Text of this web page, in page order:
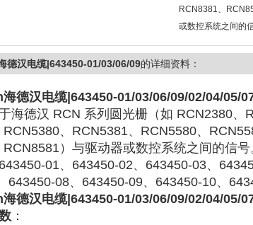
RCN8381、
或数控系统之间的
德汉电缆|643450-01/03/06/09的详细资料：
德汉电缆|643450-01/03/06/09/02/04/05/
于海德汉 RCN 系列圆光栅（如 RCN2380、
、RCN5381、RCN5580、
）与驱动器或数控系统之间的信号
01、643450-02、643450-03、
643450-08、643450-09、643450-10、
德汉电缆|643450-01/03/06/09/02/04/05/
：